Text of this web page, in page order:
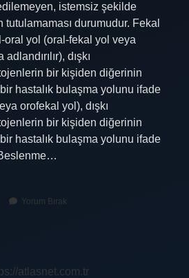
edilemeyen, istemsiz şekilde
tutulamaması durumudur. Fekal
oral yol (oral-fekal yol veya
dışkı
bir kişiden diğerinin
hastalık bulaşma yolunu ifade
orofekal yol), dışkı
bir kişiden diğerinin
hastalık bulaşma yolunu ifade
Yorum Bırak
atlasnet.com.tr